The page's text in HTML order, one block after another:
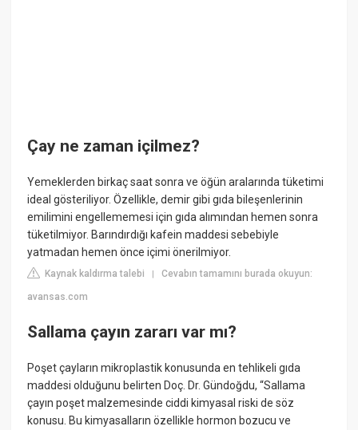
Çay ne zaman içilmez?
Yemeklerden birkaç saat sonra ve öğün aralarında tüketimi
ideal gösteriliyor. Özellikle, demir gibi gıda bileşenlerinin
emilimini engellememesi için gıda alımından hemen sonra
tüketilmiyor. Barındırdığı kafein maddesi sebebiyle
yatmadan hemen önce içimi önerilmiyor.
Kaynak kaldırma talebi |Cevabın tamamını burada okuyun:
avansas.com
Sallama çayın zararı var mı?
Poşet çayların mikroplastik konusunda en tehlikeli gıda
maddesi olduğunu belirten Doç. Dr. Gündoğdu, “Sallama
çayın poşet malzemesinde ciddi kimyasal riski de söz
konusu. Bu kimyasalların özellikle hormon bozucu ve